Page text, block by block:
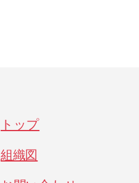
トップ
組織図